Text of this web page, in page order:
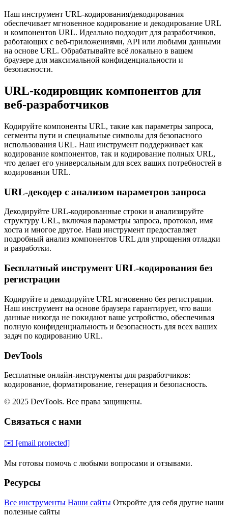
Наш инструмент URL-кодирования/декодирования
обеспечивает мгновенное кодирование и декодирование URL
и компонентов URL. Идеально подходит для разработчиков,
работающих с веб-приложениями, API или любыми данными
на основе URL. Обрабатывайте всё локально в вашем
браузере для максимальной конфиденциальности и
безопасности.
URL-кодировщик компонентов для
веб-разработчиков
Кодируйте компоненты URL, такие как параметры запроса,
сегменты пути и специальные символы для безопасного
использования URL. Наш инструмент поддерживает как
кодирование компонентов, так и кодирование полных URL,
что делает его универсальным для всех ваших потребностей в
кодировании URL.
URL-декодер с анализом параметров запроса
Декодируйте URL-кодированные строки и анализируйте
структуру URL, включая параметры запроса, протокол, имя
хоста и многое другое. Наш инструмент предоставляет
подробный анализ компонентов URL для упрощения отладки
и разработки.
Бесплатный инструмент URL-кодирования без
регистрации
Кодируйте и декодируйте URL мгновенно без регистрации.
Наш инструмент на основе браузера гарантирует, что ваши
данные никогда не покидают ваше устройство, обеспечивая
полную конфиденциальность и безопасность для всех ваших
задач по кодированию URL.
DevTools
Бесплатные онлайн-инструменты для разработчиков:
кодирование, форматирование, генерация и безопасность.
© 2025 DevTools. Все права защищены.
Связаться с нами
✉️ [email protected]
Мы готовы помочь с любыми вопросами и отзывами.
Ресурсы
Все инструменты Наши сайты Откройте для себя другие наши
полезные сайты